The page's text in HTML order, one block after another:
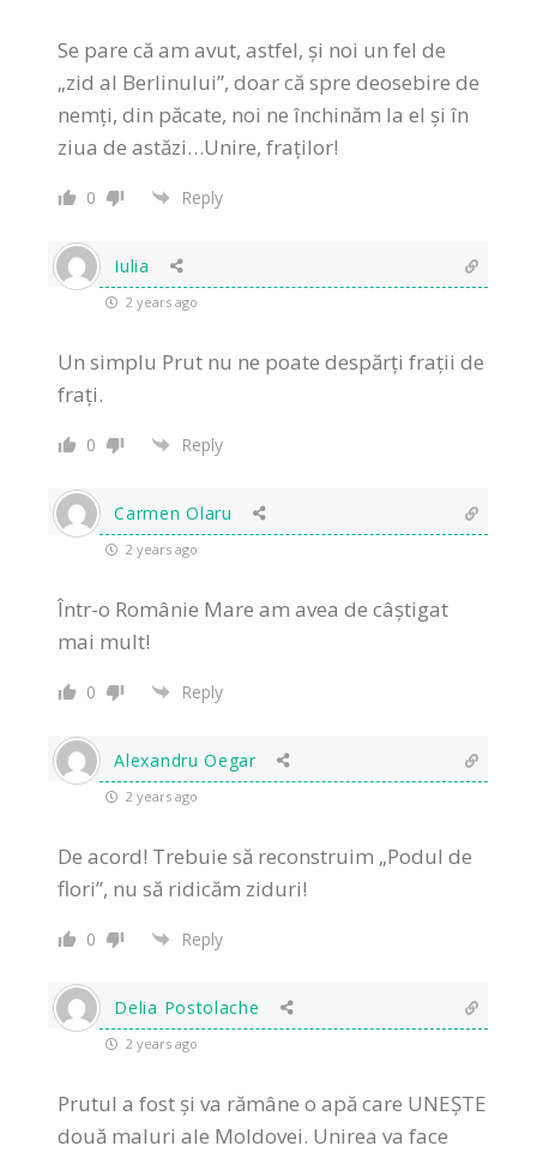
Se pare că am avut, astfel, și noi un fel de
„zid al Berlinului”, doar că spre deosebire de
nemți, din păcate, noi ne închinăm la el și în
ziua de astăzi…Unire, fraților!
0 Reply
Iulia
2 years ago
Un simplu Prut nu ne poate despărți frații de
frați.
0 Reply
Carmen Olaru
2 years ago
Într-o Românie Mare am avea de câștigat
mai mult!
0 Reply
Alexandru Oegar
2 years ago
De acord! Trebuie să reconstruim „Podul de
flori”, nu să ridicăm ziduri!
0 Reply
Delia Postolache
2 years ago
Prutul a fost şi va rămâne o apă care UNEȘTE
două maluri ale Moldovei. Unirea va face